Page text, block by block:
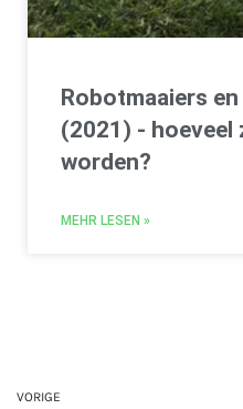
Robotmaaiers
(2021) - hoeveel
worden?
MEHR LESEN »
VORIGE